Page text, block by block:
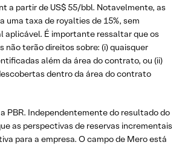
a partir de US$ 55/bbl. Notavelmente, as
uma taxa de royalties de 15%, sem
aplicável. É importante ressaltar que os
não terão direitos sobre: (i) quaisquer
além da área do contrato, ou (ii)
dentro da área do contrato
PBR. Independentemente do resultado do
as perspectivas de reservas incrementais
para a empresa. O campo de Mero está